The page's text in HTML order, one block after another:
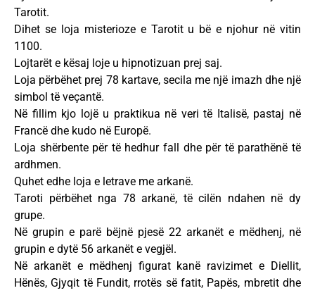
Tarotit.
Dihet se loja misterioze e Tarotit u bë e njohur në vitin
1100.
Lojtarët e kësaj loje u hipnotizuan prej saj.
Loja përbëhet prej 78 kartave, secila me një imazh dhe një
simbol të veçantë.
Në fillim kjo lojë u praktikua në veri të Italisë, pastaj në
Francë dhe kudo në Europë.
Loja shërbente për të hedhur fall dhe për të parathënë të
ardhmen.
Quhet edhe loja e letrave me arkanë.
Taroti përbëhet nga 78 arkanë, të cilën ndahen në dy
grupe.
Në grupin e parë bëjnë pjesë 22 arkanët e mëdhenj, në
grupin e dytë 56 arkanët e vegjël.
Në arkanët e mëdhenj figurat kanë ravizimet e Diellit,
Hënës, Gjyqit të Fundit, rrotës së fatit, Papës, mbretit dhe